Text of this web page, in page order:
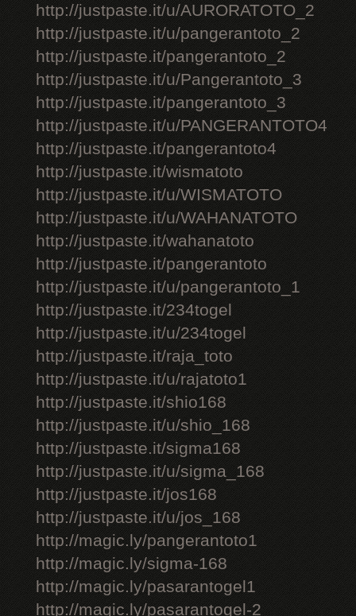
http://justpaste.it/u/AURORATOTO_2
http://justpaste.it/u/pangerantoto_2
http://justpaste.it/pangerantoto_2
http://justpaste.it/u/Pangerantoto_3
http://justpaste.it/pangerantoto_3
http://justpaste.it/u/PANGERANTOTO4
http://justpaste.it/pangerantoto4
http://justpaste.it/wismatoto
http://justpaste.it/u/WISMATOTO
http://justpaste.it/u/WAHANATOTO
http://justpaste.it/wahanatoto
http://justpaste.it/pangerantoto
http://justpaste.it/u/pangerantoto_1
http://justpaste.it/234togel
http://justpaste.it/u/234togel
http://justpaste.it/raja_toto
http://justpaste.it/u/rajatoto1
http://justpaste.it/shio168
http://justpaste.it/u/shio_168
http://justpaste.it/sigma168
http://justpaste.it/u/sigma_168
http://justpaste.it/jos168
http://justpaste.it/u/jos_168
http://magic.ly/pangerantoto1
http://magic.ly/sigma-168
http://magic.ly/pasarantogel1
http://magic.ly/pasarantogel-2